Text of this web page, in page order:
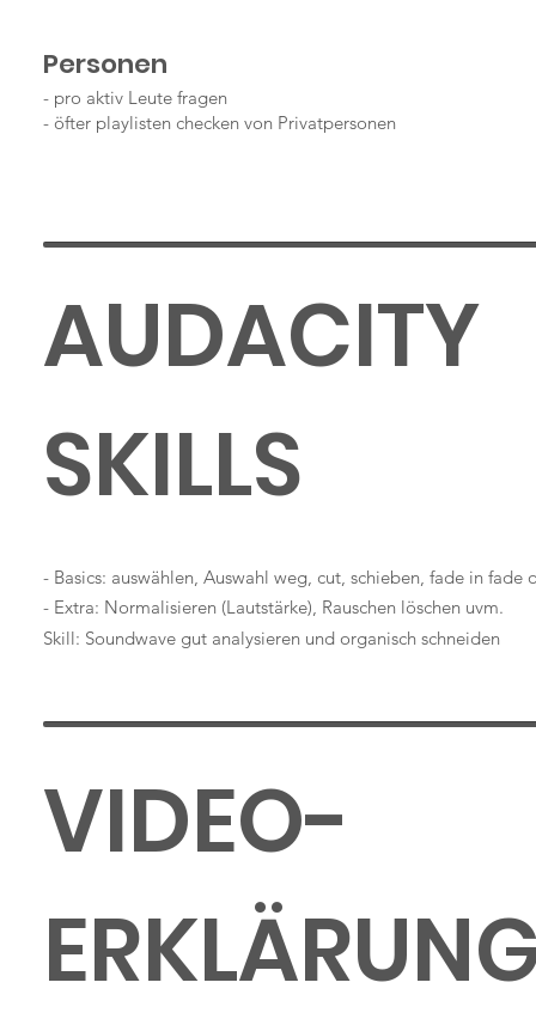
Personen
- pro aktiv Leute fragen
- öfter playlisten checken von Privatpersonen
AUDACITY
SKILLS
- Basics: auswählen, Auswahl weg, cut, schieben, fade in fade
- Extra: Normalisieren (Lautstärke), Rauschen löschen uvm.
Skill: Soundwave gut analysieren und organisch schneiden
VIDEO-